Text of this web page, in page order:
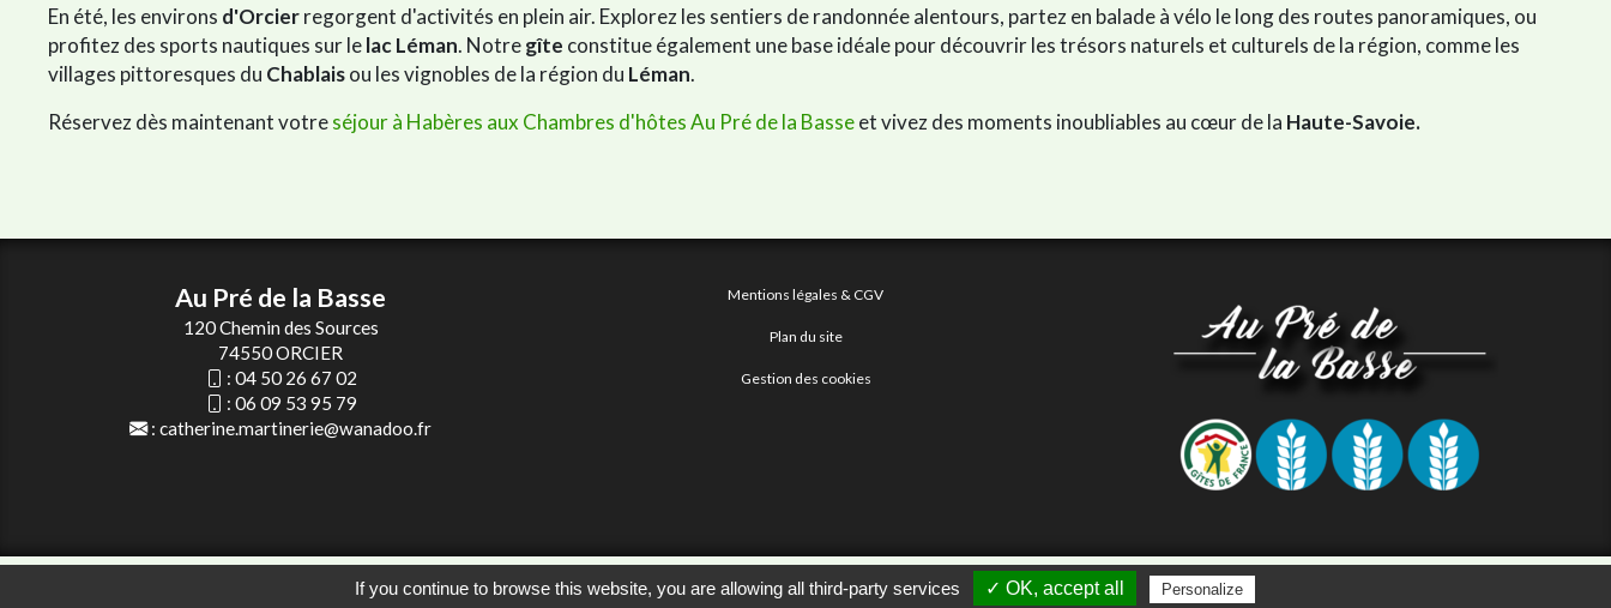
En été, les environs d'Orcierregorgent d'activités en plein air. Explorez les sentiers de randonnée alentours, partez en balade à vélo le long des routes panoramiques, ou
profitez des sports nautiques sur lelac Léman. Notregîte constitue également une base idéale pour découvrir les trésors naturels et culturels de la région, comme les
villages pittoresques du Chablaisou les vignobles de la région du Léman.
Réservez dès maintenant votreséjour à Habères aux Chambres d'hôtes Au Pré de la Basseet vivez des moments inoubliables au cœur de la Haute-Savoie.
Au Pré de la Basse
120 Chemin des Sources
74550 ORCIER
: 04 50 26 67 02
: 06 09 53 95 79
: catherine.martinerie@wanadoo.fr
Mentions légales & CGV
Plan du site
Gestion des cookies
Agence Web Thonon Les Bains - Référencement Google Thonon Les Bains Clic And Go création site internet thonon clicandgo.com
If you continue to browse this website, you are allowing all third-party services ✓ OK, accept all Personalize